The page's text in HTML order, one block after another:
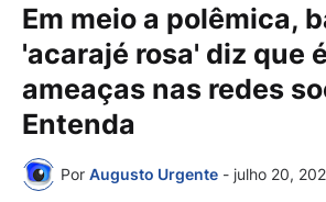
Em meio a polêmica,
'acarajé rosa' diz que
ameaças nas redes
Entenda
Por Augusto Urgente - julho 20,